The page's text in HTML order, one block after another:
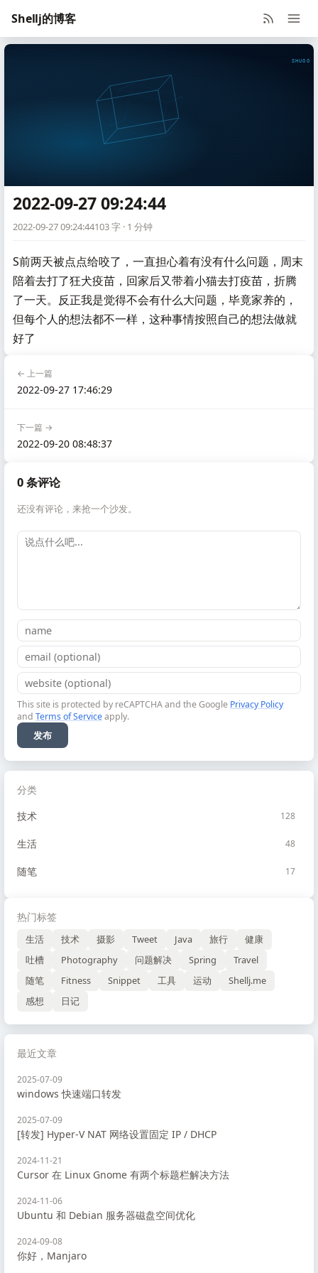
Shellj的博客
分类
技术
128
生活 48
随笔 17
热门标签
生活 技术 摄影 Tweet Java 旅行
健康
吐槽
Photography 问题解决 Spring
Travel
随笔
Fitness Snippet 工具 运动
Shellj.me
感想
日记
SHUGO
2022-09-27 09:24:44
2022-09-27 09:24:44103 字 · 1 分钟
S前两天被点点给咬了，一直担心着有没有什么问题，周末
陪着去打了狂犬疫苗，回家后又带着小猫去打疫苗，折腾
了一天。反正我是觉得不会有什么大问题，毕竟家养的，
但每个人的想法都不一样，这种事情按照自己的想法做就
好了
← 上一篇
2022-09-27 17:46:29
下一篇 →
2022-09-20 08:48:37
0 条评论
还没有评论，来抢一个沙发。
This site is protected by reCAPTCHA and the Google Privacy Policy
and Terms of Serviceapply.
发布
最近文章
2025-07-09
windows 快速端口转发
2025-07-09
[转发] Hyper-V NAT 网络设置固定 IP / DHCP
2024-11-21
Cursor 在 Linux Gnome 有两个标题栏解决方法
2024-11-06
Ubuntu 和 Debian 服务器磁盘空间优化
2024-09-08
你好，Manjaro